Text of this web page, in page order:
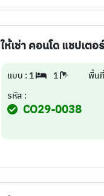
ให้เช่า คอนโด แชปเต
แบบ : 1 1 พื้น
รหัส :
CO29-0038